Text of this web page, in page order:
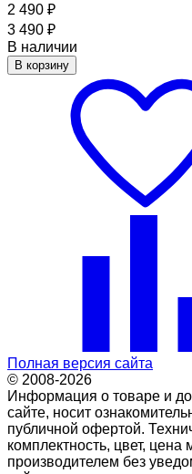
2 490 ₽
3 490 ₽
В наличии
В корзину
Полная версия сайта
© 2008-2026
Информация о товаре и
сайте, носит
публичной офертой.
комплектность, цвет,
производителем без